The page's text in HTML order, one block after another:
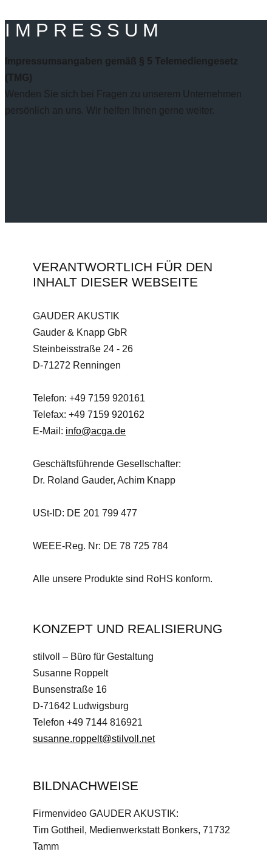
IMPRESSUM
Impressumsangaben gemäß § 5 Telemediengesetz
(TMG)
Wenden Sie sich bei Fragen zu unserem Unternehmen
persönlich an uns. Wir helfen Ihnen gerne weiter.
VERANTWORTLICH FÜR DEN
INHALT DIESER WEBSEITE
GAUDER AKUSTIK
Gauder & Knapp GbR
Steinbeisstraße 24 - 26
D-71272 Renningen
Telefon: +49 7159 920161
Telefax: +49 7159 920162
E-Mail: info@acga.de
Geschäftsführende Gesellschafter:
Dr. Roland Gauder, Achim Knapp
USt-ID: DE 201 799 477
WEEE-Reg. Nr: DE 78 725 784
Alle unsere Produkte sind RoHS konform.
KONZEPT UND REALISIERUNG
stilvoll – Büro für Gestaltung
Susanne Roppelt
Bunsenstraße 16
D-71642 Ludwigsburg
Telefon +49 7144 816921
susanne.roppelt@stilvoll.net
BILDNACHWEISE
Firmenvideo GAUDER AKUSTIK:
Tim Gottheil, Medienwerkstatt Bonkers, 71732
Tamm